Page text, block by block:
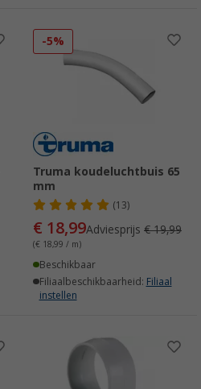
-5%
Truma koudeluchtbuis 65
mm
(13)
€ 18,99Adviesprijs € 19,99
(€ 18,99 / m)
Beschikbaar
Filiaalbeschikbaarheid: Filiaal
instellen